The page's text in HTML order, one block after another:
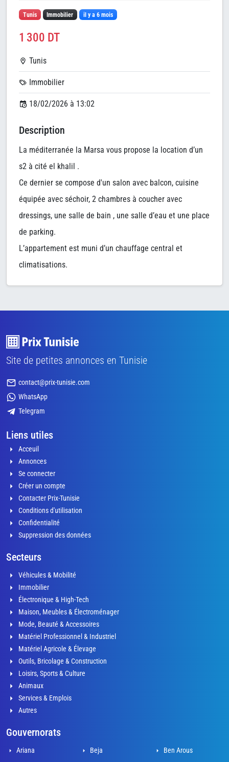
Tunis Immobilier il y a 6 mois
1 300 DT
Tunis
Immobilier
18/02/2026 à 13:02
Description
La méditerranée la Marsa vous propose la location d’un
s2 à cité el khalil .
Ce dernier se compose d'un salon avec balcon, cuisine
équipée avec séchoir, 2 chambres à coucher avec
dressings, une salle de bain , une salle d’eau et une place
de parking.
L’appartement est muni d’un chauffage central et
climatisations.
Site de petites annonces en Tunisie
contact@prix-tunisie.com
WhatsApp
Telegram
Liens utiles
Acceuil
Annonces
Se connecter
Créer un compte
Contacter Prix-Tunisie
Conditions d'utilisation
Confidentialité
Suppression des données
Secteurs
Véhicules & Mobilité
Immobilier
Électronique & High-Tech
Maison, Meubles & Électroménager
Mode, Beauté & Accessoires
Matériel Professionnel & Industriel
Matériel Agricole & Élevage
Outils, Bricolage & Construction
Loisirs, Sports & Culture
Animaux
Services & Emplois
Autres
Gouvernorats
Ariana Beja Ben Arous